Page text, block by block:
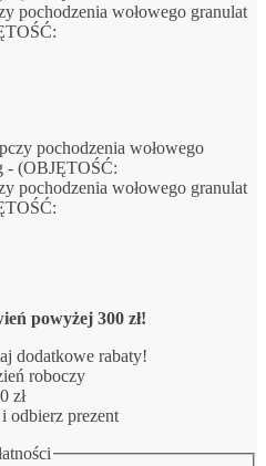
pochodzenia wołowego granulat
pochodzenia wołowego granulat
powyżej 300 zł!
dodatkowe rabaty!
roboczy
zł
odbierz prezent